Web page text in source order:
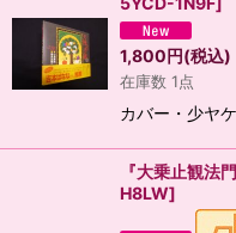
1,800円(税込)
在庫数 1点
カバー・少ヤ
『大乗止観
H8LW]